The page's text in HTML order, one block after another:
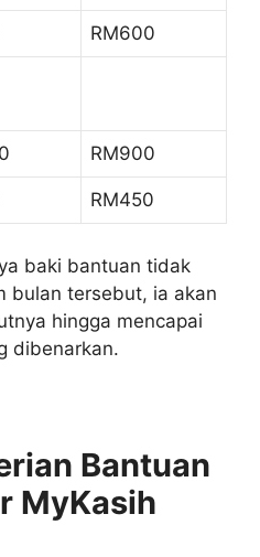
RM600
RM900
RM450
baki bantuan tidak
bulan tersebut, ia akan
hingga mencapai
dibenarkan.
Bantuan
MyKasih